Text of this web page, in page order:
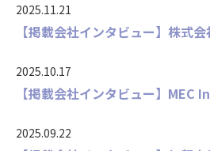
2025.11.21
【掲載会社インタビュー】株式
2025.10.17
【掲載会社インタビュー】MEC
2025.09.22